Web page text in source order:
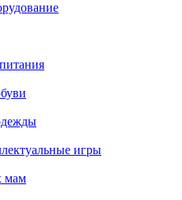
игры
мам